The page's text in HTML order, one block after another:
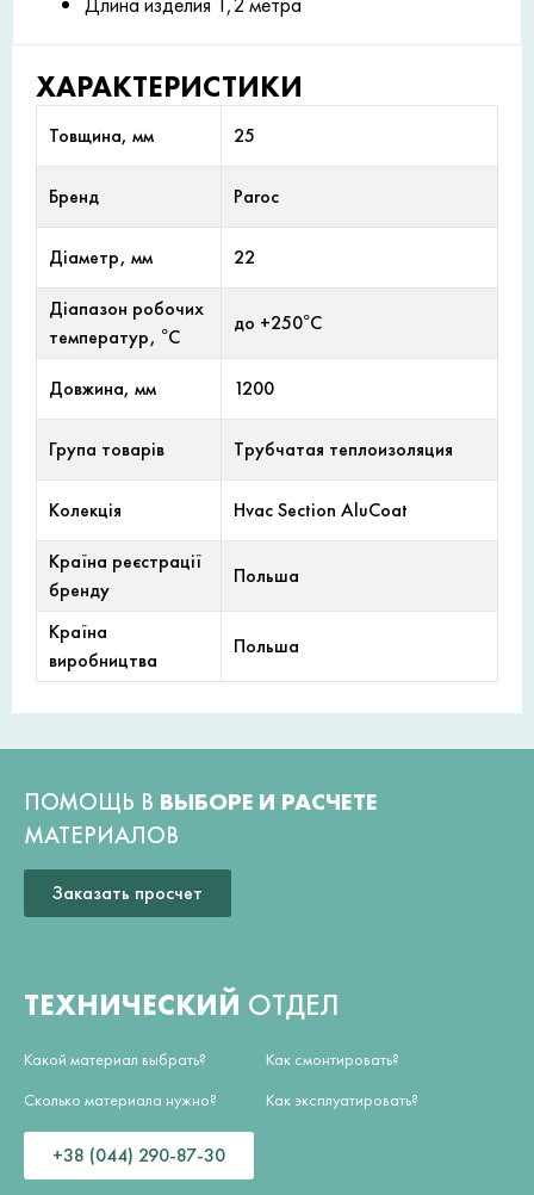
ХАРАКТЕРИСТИКИ
Товщина, мм 25
Бренд Paroc
Діаметр, мм 22
Діапазон робочих
температур, °С
до +250°С
Довжина, мм 1200
Група товарів Трубчатая теплоизоляция
Колекція Hvac Section AluCoat
Країна реєстрації
бренду
Польша
Країна
виробництва
Польша
ПОМОЩЬ В ВЫБОРЕ И РАСЧЕТЕ
МАТЕРИАЛОВ
Заказать просчет
ТЕХНИЧЕСКИЙ ОТДЕЛ
Какой материал выбрать?
Сколько материала нужно?
Как смонтировать?
Как эксплуатировать?
+38 (044) 290-87-30